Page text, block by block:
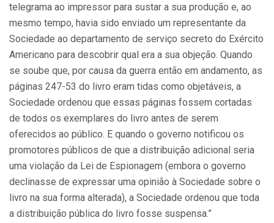
telegrama ao impressor para sustar a sua produção e, ao
mesmo tempo, havia sido enviado um representante da
Sociedade ao departamento de serviço secreto do Exército
Americano para descobrir qual era a sua objeção. Quando
se soube que, por causa da guerra então em andamento, as
páginas 247-53 do livro eram tidas como objetáveis, a
Sociedade ordenou que essas páginas fossem cortadas
de todos os exemplares do livro antes de serem
oferecidos ao público. E quando o governo notificou os
promotores públicos de que a distribuição adicional seria
uma violação da Lei de Espionagem (embora o governo
declinasse de expressar uma opinião à Sociedade sobre o
livro na sua forma alterada), a Sociedade ordenou que toda
a distribuição pública do livro fosse suspensa.”